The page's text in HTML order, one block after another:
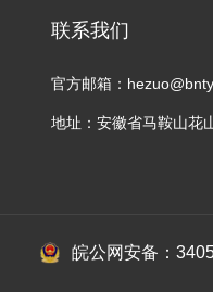
联系我们
官方邮箱：
地址：安徽省马鞍山花
皖公网安备：